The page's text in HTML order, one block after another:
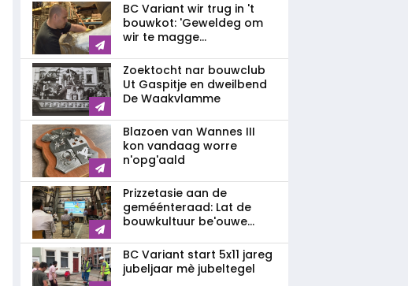
BC Variant wir trug in 't
bouwkot: 'Geweldeg om
wir te magge...
Zoektocht nar bouwclub
Ut Gaspitje en dweilbend
De Waakvlamme
Blazoen van Wannes III
kon vandaag worre
n'opg'aald
Prizzetasie aan de
geméénteraad: Lat de
bouwkultuur be'ouwe...
BC Variant start 5x11 jareg
jubeljaar mè jubeltegel